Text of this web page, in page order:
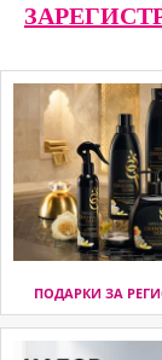
ПОДАРКИ ЗА